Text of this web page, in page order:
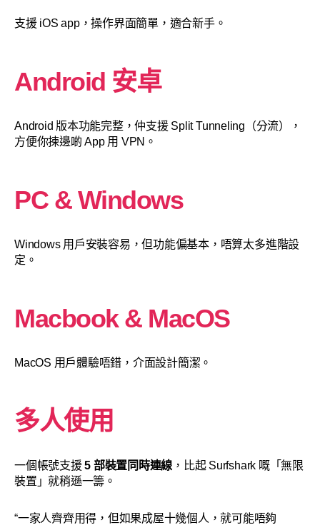
支援 iOS app，操作界面簡單，適合新手。
Android 安卓
Android 版本功能完整，仲支援 Split Tunneling（分流），
方便你揀邊啲 App 用 VPN。
PC &Windows
Windows 用戶安裝容易，但功能偏基本，唔算太多進階設
定。
Macbook & MacOS
MacOS 用戶體驗唔錯，介面設計簡潔。
多人使用
一個帳號支援5 部裝置同時連線 ，比起 Surfshark 嘅「無限
裝置」就稍遜一籌。
“一家人齊齊用得，但如果成屋十幾個人，就可能唔夠